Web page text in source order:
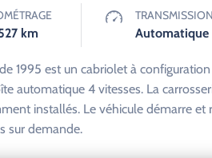
km
TRANSMISSION
Automatique
de 1995 est un cabriolet à
automatique 4 vitesses. La
installés. Le véhicule démarre et
sur demande.